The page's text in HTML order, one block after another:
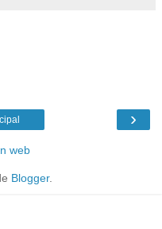
›
web
Blogger.